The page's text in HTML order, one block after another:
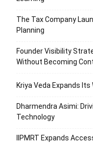
The Tax Company
Planning
Founder Visibility
Without Becoming
Kriya Veda Expands
Dharmendra Asimi:
Technology
IIPMRT Expands